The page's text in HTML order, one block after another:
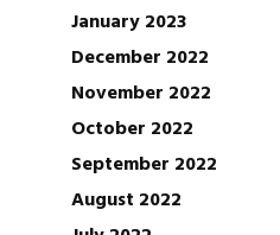
January 2023
December 2022
November 2022
October 2022
September 2022
August 2022